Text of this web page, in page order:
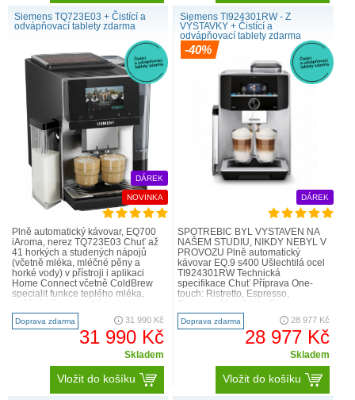
Siemens TQ723E03 + Čistící a
odvápňovací tablety zdarma
DÁREK
NOVINKA
Plně automatický kávovar, EQ700
iAroma, nerez TQ723E03 Chuť až
41 horkých a studených nápojů
(včetně mléka, mléčné pěny a
horké vody) v přístroji i aplikaci
Home Connect včetně ColdBrew
specialit funkce teplého mléka,
aromaSelect - 3 různé aroma..
Doprava zdarma 31 990 Kč
31 990 Kč
Skladem
Vložit do košíku
Siemens TI924301RW - Z
VÝSTAVKY + Čistící a
odvápňovací tablety zdarma
kávovar
-40%
DÁREK
SPOTŘEBIČ BYL VYSTAVEN NA
NAŠEM STUDIU, NIKDY NEBYL V
PROVOZU Plně automatický
kávovar EQ.9 s400 Ušlechtilá ocel
TI924301RW Technická
specifikace Chuť Příprava One-
touch: Ristretto, Espresso,
Doppio, káva, Cappuccino, Latte
Macchiato, ká..
Doprava zdarma 28 977 Kč
28 977 Kč
Skladem
Vložit do košíku